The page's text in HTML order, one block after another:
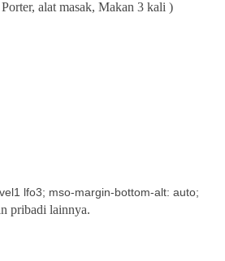
alat masak, Makan 3 kali )
lfo3; mso-margin-bottom-alt: auto;
pribadi lainnya.